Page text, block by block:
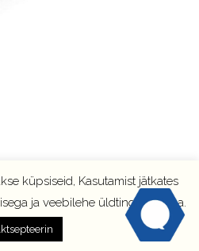
küpsiseid, Kasutamist jätkates
ja veebilehe üldtingimustega.